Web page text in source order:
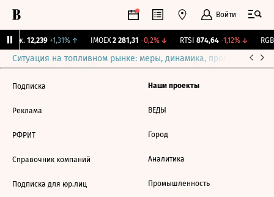
Войти
Бирж. 12,239 +1,31%↑ IMOEX 2 281,31 -0,2%↓ RTSI 874,64 -1,12%↓ RGBI
Ситуация на топливном рынке: меры, динамика, прогнозы
Подписка
Реклама
РФРИТ
Справочник компаний
Подписка для юр.лиц
Наши проекты
ВЕДЫ
Город
Аналитика
Промышленность